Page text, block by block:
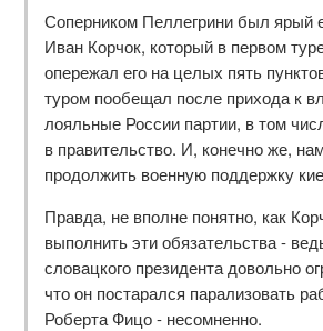
Соперником Пеллегрини был ярый
Иван Корчок, который в первом
опережал его на целых пять
туром пообещал после прихода к
лояльные России партии, в том
в правительство. И, конечно же,
продолжить военную поддержку
Правда, не вполне понятно, как
выполнить эти обязательства -
словацкого президента довольно
что он постарался парализовать
Роберта Фицо - несомненно.